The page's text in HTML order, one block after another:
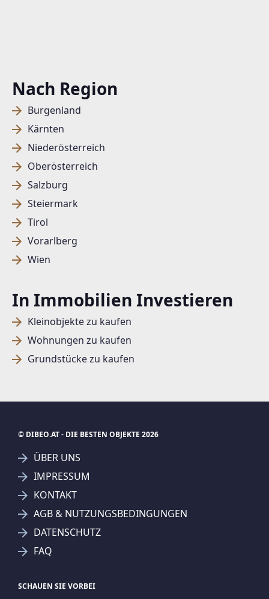
Nach Region
Burgenland
Kärnten
Niederösterreich
Oberösterreich
Salzburg
Steiermark
Tirol
Vorarlberg
Wien
In Immobilien Investieren
Kleinobjekte zu kaufen
Wohnungen zu kaufen
Grundstücke zu kaufen
Jetzt Suchagent anlegen
AKTUELLEN SUCHKRITERIEN
EHL Wohnen GmbH
Treffer verfeinern
Ich stimme der Verarbeitung meiner Daten, wie
in denDatenschutzbestimmungen
zu.
© DIBEO.AT - DIE BESTEN OBJEKTE 2026
ÜBER UNS
IMPRESSUM
KONTAKT
AGB & NUTZUNGSBEDINGUNGEN
DATENSCHUTZ
FAQ
SCHAUEN SIE VORBEI